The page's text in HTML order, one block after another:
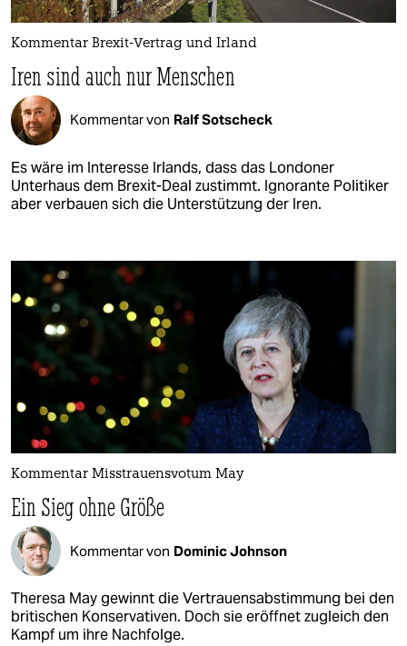
Kommentar Brexit-Vertrag und Irland
Iren sind auch nur Menschen
Kommentar von Ralf Sotscheck
Es wäre im Interesse Irlands, dass das Londoner
Unterhaus dem Brexit-Deal zustimmt. Ignorante Politiker
aber verbauen sich die Unterstützung der Iren.
Kommentar Misstrauensvotum May
Ein Sieg ohne Größe
Kommentar von Dominic Johnson
Theresa May gewinnt die Vertrauensabstimmung bei den
britischen Konservativen. Doch sie eröffnet zugleich den
Kampf um ihre Nachfolge.